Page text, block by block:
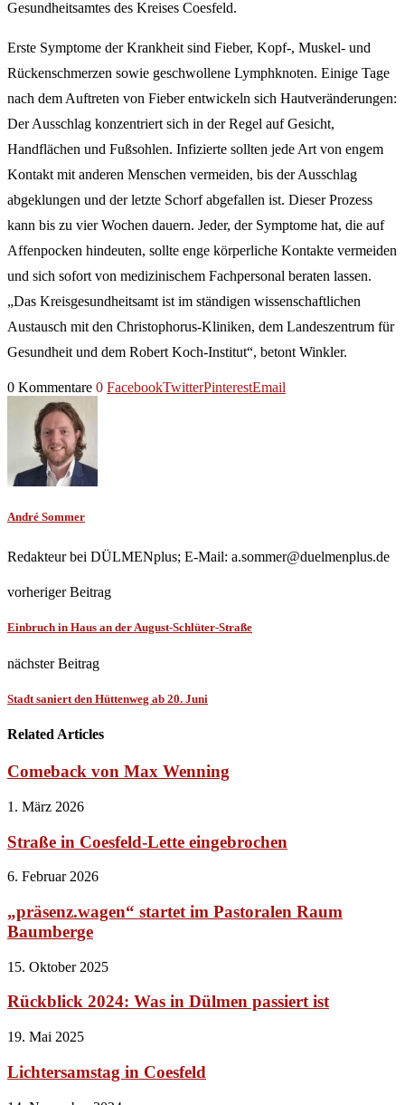
Gesundheitsamtes des Kreises Coesfeld.
Erste Symptome der Krankheit sind Fieber, Kopf-, Muskel- und
Rückenschmerzen sowie geschwollene Lymphknoten. Einige Tage
nach dem Auftreten von Fieber entwickeln sich Hautveränderungen:
Der Ausschlag konzentriert sich in der Regel auf Gesicht,
Handflächen und Fußsohlen. Infizierte sollten jede Art von engem
Kontakt mit anderen Menschen vermeiden, bis der Ausschlag
abgeklungen und der letzte Schorf abgefallen ist. Dieser Prozess
kann bis zu vier Wochen dauern. Jeder, der Symptome hat, die auf
Affenpocken hindeuten, sollte enge körperliche Kontakte vermeiden
und sich sofort von medizinischem Fachpersonal beraten lassen.
„Das Kreisgesundheitsamt ist im ständigen wissenschaftlichen
Austausch mit den Christophorus-Kliniken, dem Landeszentrum für
Gesundheit und dem Robert Koch-Institut“, betont Winkler.
0 Kommentare 0 FacebookTwitterPinterestEmail
André Sommer
Redakteur bei DÜLMENplus; E-Mail: a.sommer@duelmenplus.de
vorheriger Beitrag
Einbruch in Haus an der August-Schlüter-Straße
nächster Beitrag
Stadt saniert den Hüttenweg ab 20. Juni
Related Articles
Comeback von Max Wenning
1. März 2026
Straße in Coesfeld-Lette eingebrochen
6. Februar 2026
„präsenz.wagen“ startet im Pastoralen Raum
Baumberge
15. Oktober 2025
Rückblick 2024: Was in Dülmen passiert ist
19. Mai 2025
Lichtersamstag in Coesfeld